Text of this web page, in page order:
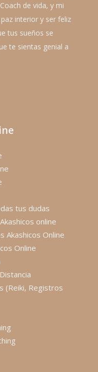
de vida, y mi
interior y ser feliz
tus sueños se
te sientas genial a
tus dudas
online
Akashicos Online
Online
(Reiki, Registros